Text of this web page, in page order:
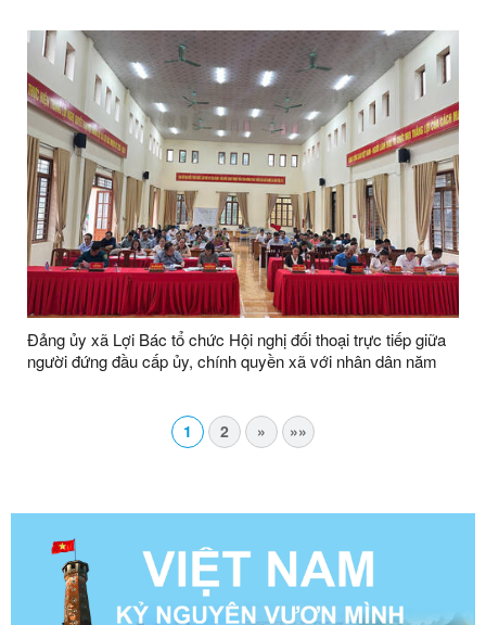
Đảng ủy xã Lợi Bác tổ chức Hội nghị đối thoại trực tiếp giữa
người đứng đầu cấp ủy, chính quyền xã với nhân dân năm
1 2 » »»